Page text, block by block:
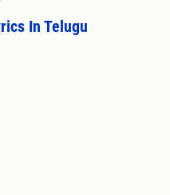
In Telugu